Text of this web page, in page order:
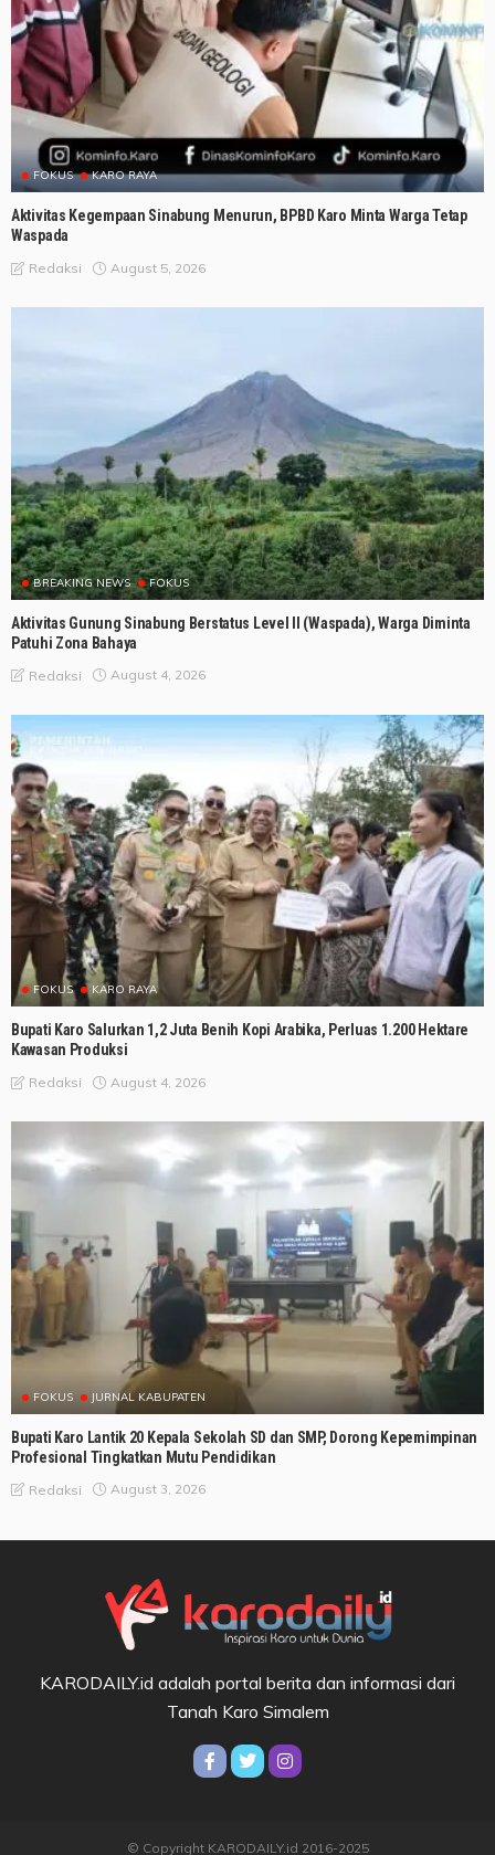
FOKUS KARO RAYA
Aktivitas Kegempaan Sinabung Menurun, BPBD Karo Minta Warga Tetap
Waspada
Redaksi August 5, 2026
BREAKING NEWS FOKUS
Aktivitas Gunung Sinabung Berstatus Level II (Waspada), Warga Diminta
Patuhi Zona Bahaya
Redaksi August 4, 2026
FOKUS KARO RAYA
Bupati Karo Salurkan 1,2 Juta Benih Kopi Arabika, Perluas 1.200 Hektare
Kawasan Produksi
Redaksi August 4, 2026
FOKUS JURNAL KABUPATEN
Bupati Karo Lantik 20 Kepala Sekolah SD dan SMP, Dorong Kepemimpinan
Profesional Tingkatkan Mutu Pendidikan
Redaksi August 3, 2026
KARODAILY.id adalah portal berita dan informasi dari
Tanah Karo Simalem
© Copyright KARODAILY.id 2016-2025